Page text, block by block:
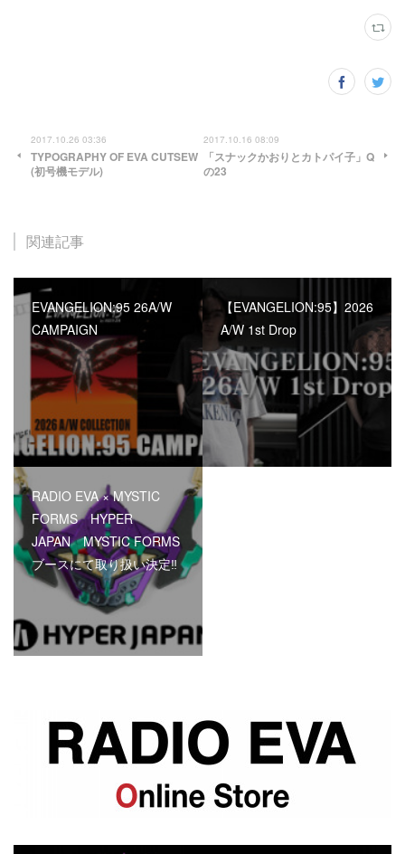
2017.10.26 03:36
TYPOGRAPHY OF EVA CUTSEW
(初号機モデル)
2017.10.16 08:09
「スナックかおりとカトパイ子」Q
の23
関連記事
EVANGELION:95 26A/W
CAMPAIGN
【EVANGELION:95】2026
A/W 1st Drop
RADIO EVA × MYSTIC
FORMS HYPER
JAPAN MYSTIC FORMS
ブースにて取り扱い決定‼︎